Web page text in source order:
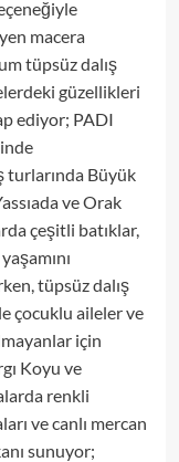
macera
tüpsüz dalış
güzellikleri
ediyor; PADI
turlarında Büyük
ve Orak
çeşitli batıklar,
tüpsüz dalış
çocuklu aileler ve
için
Koyu ve
renkli
ve canlı mercan
sunuyor;